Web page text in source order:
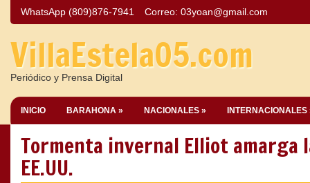
WhatsApp (809)876-7941 Correo: 03yoan@gmail.com
VillaEstela05.com
Periódico y Prensa Digital
INICIO BARAHONA » NACIONALES » INTERNACIONALES
Tormenta invernal Elliot amarga
EE.UU.